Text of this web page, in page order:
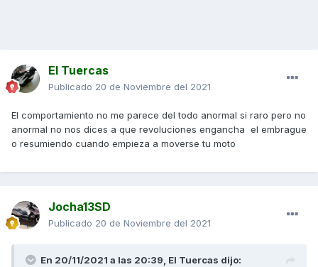
El Tuercas
Publicado 20 de Noviembre del 2021
El comportamiento no me parece del todo anormal si raro pero no
anormal no nos dices a que revoluciones engancha el embrague
o resumiendo cuando empieza a moverse tu moto
Jocha13SD
Publicado 20 de Noviembre del 2021
En 20/11/2021 a las 20:39, El Tuercas dijo: